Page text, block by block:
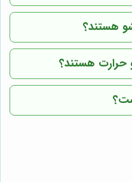
هستند؟
حرارت هستند؟